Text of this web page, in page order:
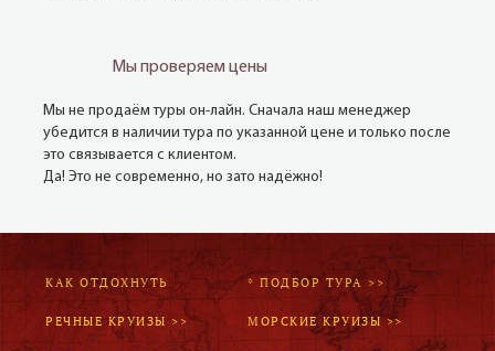
Мы проверяем цены
Мы не продаём туры он-лайн. Сначала наш менеджер
убедится в наличии тура по указанной цене и только после
это связывается с клиентом.
Да! Это не современно, но зато надёжно!
КАК ОТДОХНУТЬ * ПОДБОР ТУРА >>
РЕЧНЫЕ КРУИЗЫ >> МОРСКИЕ КРУИЗЫ >>